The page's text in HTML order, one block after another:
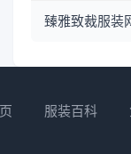
臻雅致裁服装
服装百科